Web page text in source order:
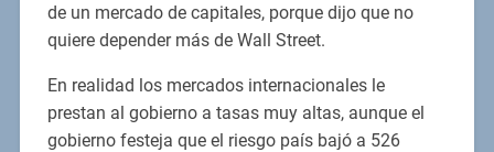
de un mercado de capitales, porque dijo que no
quiere depender más de Wall Street.
En realidad los mercados internacionales le
prestan al gobierno a tasas muy altas, aunque el
gobierno festeja que el riesgo país bajó a 526